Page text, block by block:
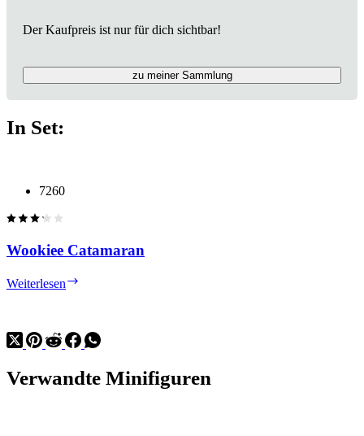
Der Kaufpreis ist nur für dich sichtbar!
zu meiner Sammlung
In Set:
7260
Wookiee Catamaran
Weiterlesen
Verwandte Minifiguren